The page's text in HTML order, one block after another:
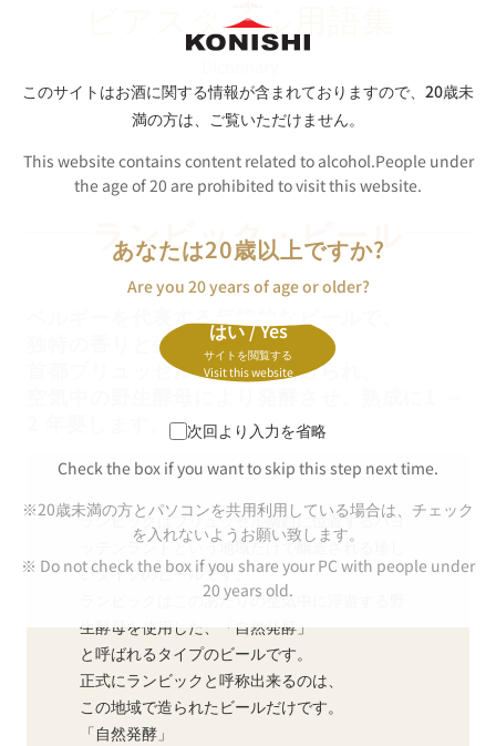
このサイトはお酒に関する情報が含まれておりますので、 20歳未
満の方は、ご覧いただけません。
This website contains content related to alcohol.People under
the age of 20 are prohibited to visit this website.
あなたは20歳以上ですか?
Are you 20 years of age or older?
はい / Yes
サイトを閲覧する
Visit this website
次回より入力を省略
Check the box if you want to skip this step next time.
※20歳未満の方とパソコンを共用利用している場合は、チェック
を入れないようお願い致します。
※ Do not check the box if you share your PC with people under
20 years old.
ビアスタイル用語集
ランビック・ ビール
ベルギーを代表する伝統的なビールで、
独特の香りと強い酸味が特徴。
首都ブリュッセル近郊でのみ造られ、
2 年要します。
ランビックはブリュッセル南西に位置するパヨ
ッテンラントという地域だけで醸造される珍し
いタイプのビールです。
ランビックはこのあたりの空気中に浮遊する野
生酵母を使用した、「自然発酵」
と呼ばれるタイプのビールです。
正式にランビックと呼称出来るのは、
この地域で造られたビールだけです。
「自然発酵」